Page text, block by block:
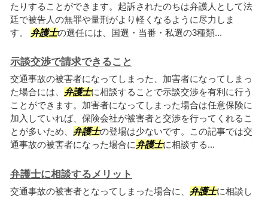
たりすることができます。起訴されたのちは弁護人として法
廷で被告人の無罪や量刑がより軽くなるように尽力しま
す。 弁護士の選任には、国選・当番・私選の3種類...
示談交渉で請求できること
交通事故の被害者になってしまった、加害者になってしまっ
た場合には、 弁護士に相談することで示談交渉を有利に行う
ことができます。加害者になってしまった場合は任意保険に
加入していれば、保険会社が被害者と交渉を行ってくれるこ
とが多いため、 弁護士の登場は少ないです。この記事では交
通事故の被害者になった場合に弁護士に相談する...
弁護士に相談するメリット
交通事故の被害者となってしまった場合に、 弁護士に相談し